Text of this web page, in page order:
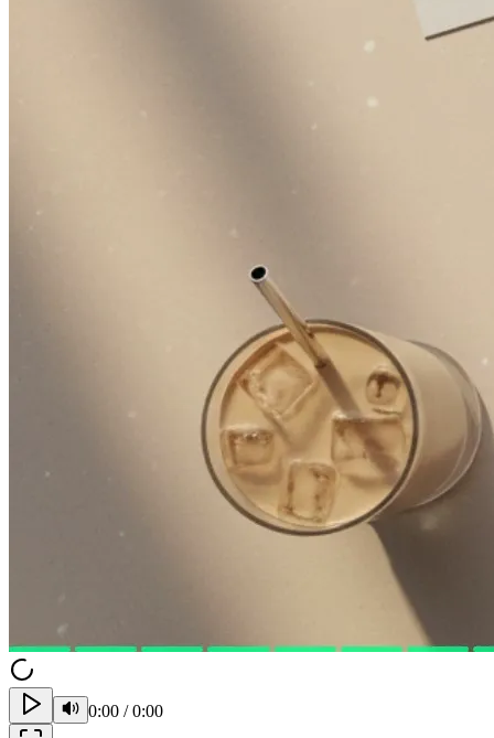
0:00 /0:00